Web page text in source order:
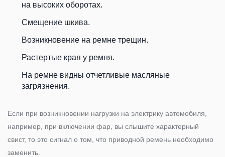
на высоких оборотах.
Смещение шкива.
Возникновение на ремне трещин.
Растертые края у ремня.
На ремне видны отчетливые масляные
загрязнения.
Если при возникновении нагрузки на электрику автомобиля,
например, при включении фар, вы слышите характерный
свист, то это сигнал о том, что приводной ремень необходимо
заменить.